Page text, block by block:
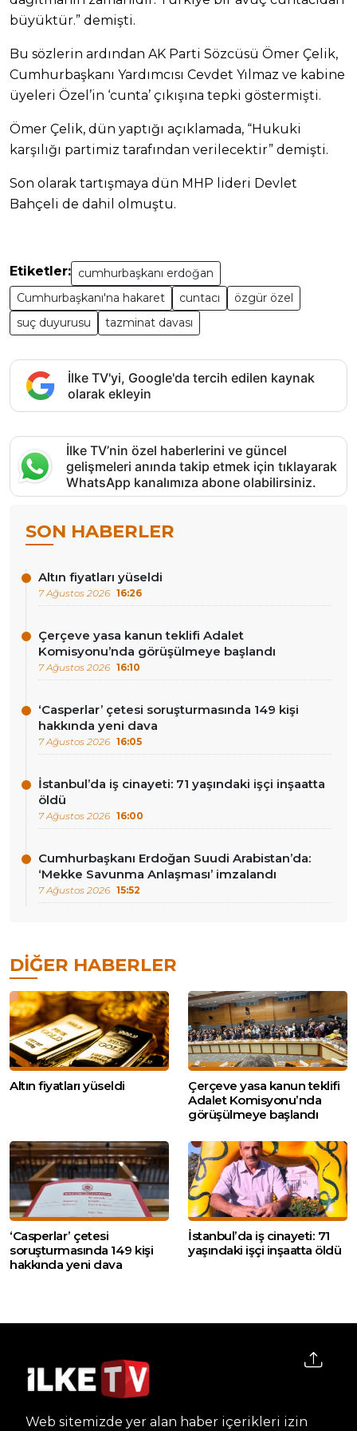
büyüktür.” demişti.
Bu sözlerin ardından AK Parti Sözcüsü Ömer Çelik,
Cumhurbaşkanı Yardımcısı Cevdet Yılmaz ve kabine
üyeleri Özel’in ‘cunta’ çıkışına tepki göstermişti.
Ömer Çelik, dün yaptığı açıklamada, “Hukuki
karşılığı partimiz tarafından verilecektir” demişti.
Son olarak tartışmaya dün MHP lideri Devlet
Bahçeli de dahil olmuştu.
Etiketler: cumhurbaşkanı erdoğan
Cumhurbaşkanı'na hakaret
cuntacı
özgür özel
suç duyurusu
tazminat davası
İlke TV'yi, Google'da tercih edilen kaynak
olarak ekleyin
İlke TV’nin özel haberlerini ve güncel
gelişmeleri anında takip etmek için tıklayarak
WhatsApp kanalımıza abone olabilirsiniz.
SON HABERLER
Altın fiyatları yüseldi
7 Ağustos 2026 16:26
Çerçeve yasa kanun teklifi Adalet
Komisyonu’nda görüşülmeye başlandı
7 Ağustos 2026 16:10
‘Casperlar’ çetesi soruşturmasında 149 kişi
hakkında yeni dava
7 Ağustos 2026 16:05
İstanbul’da iş cinayeti: 71 yaşındaki işçi inşaatta
öldü
7 Ağustos 2026 16:00
Cumhurbaşkanı Erdoğan Suudi Arabistan’da:
‘Mekke Savunma Anlaşması’ imzalandı
7 Ağustos 2026 15:52
DIĞER HABERLER
Altın fiyatları yüseldi
Çerçeve yasa kanun teklifi
Adalet Komisyonu’nda
görüşülmeye başlandı
‘Casperlar’ çetesi
soruşturmasında 149 kişi
hakkında yeni dava
İstanbul’da iş cinayeti: 71
yaşındaki işçi inşaatta öldü
Web sitemizde yer alan haber içerikleri izin